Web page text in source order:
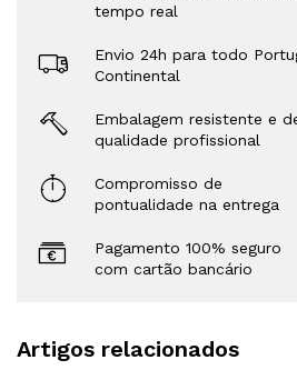
tempo real
Envio 24h para todo
Continental
Embalagem resistente e
qualidade profissional
Compromisso de
pontualidade na entrega
Pagamento 100% seguro
com cartão bancário
Artigos relacionados